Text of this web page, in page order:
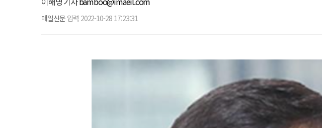
매일신문 입력 2022-10-28 17:23:31